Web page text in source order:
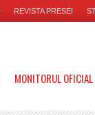
REVISTA PRESEI
MONITORUL